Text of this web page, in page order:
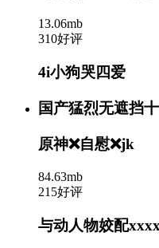
13.06mb
310好评
4i小狗哭四爱
国产猛烈无遮挡
原神❌自慰❌jk
84.63mb
215好评
与动人物姣配xxxx